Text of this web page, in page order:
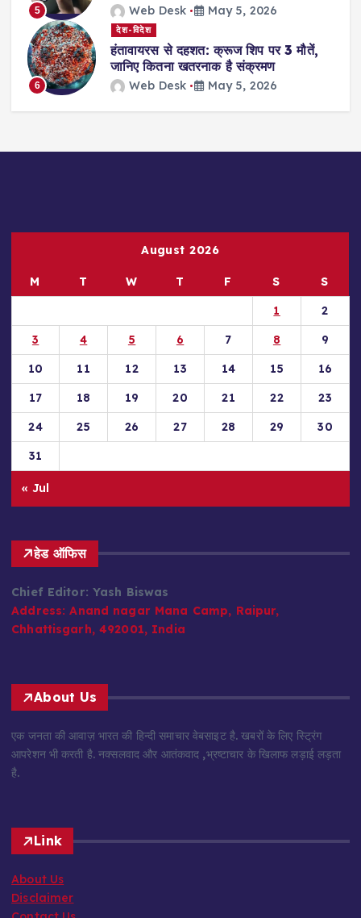
5 Web Desk May 5, 2026
6
देश-विदेश
हंतावायरस से दहशत: क्रूज शिप पर 3 मौतें,
जानिए कितना खतरनाक है संक्रमण
Web Desk May 5, 2026
August 2026
M T W T F S
S
1
2
3
4 5 6 7 8
9
10
11 12 13 14 15
16
17
18 19 20 21 22
23
24
25 26 27 28 29
30
31
« Jul
हेड ऑफिस
Chief Editor: Yash Biswas
Address: Anand nagar Mana Camp, Raipur,
Chhattisgarh, 492001, India
About Us
एक जनता की आवाज़ भारत की हिन्दी समाचार वेबसाइट है. खबरों के लिए स्ट्रिंग
आपरेशन भी करती है. नक्सलवाद और आतंकवाद ,भ्रष्टाचार के खिलाफ लड़ाई लड़ता
है.
Link
About Us
Disclaimer